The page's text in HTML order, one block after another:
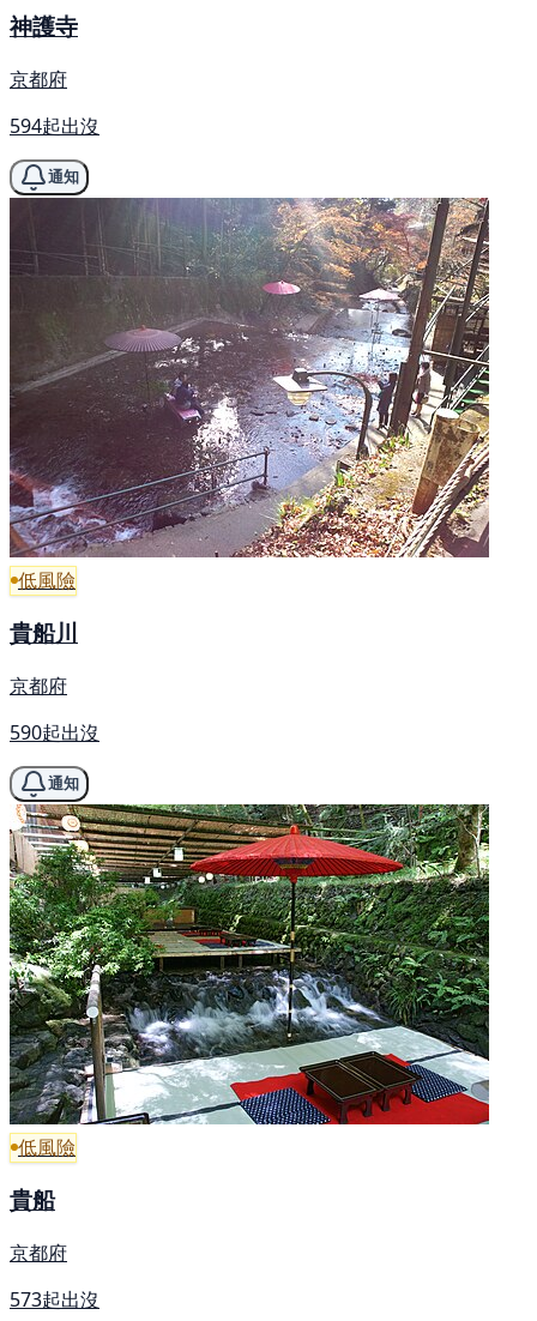
神護寺
京都府
594起出沒
通知
低風險
貴船川
京都府
590起出沒
通知
低風險
貴船
京都府
573起出沒